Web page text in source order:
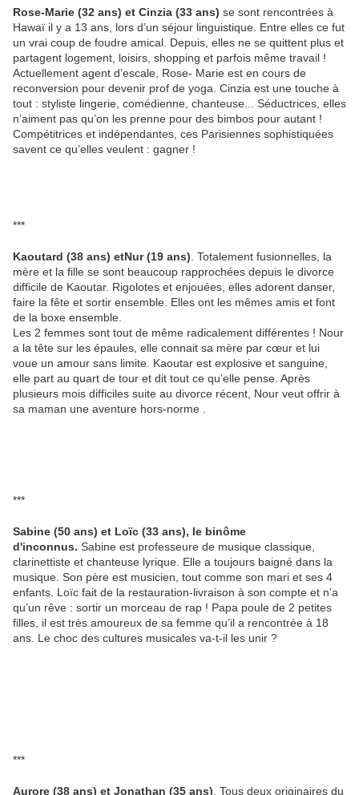
Rose-Marie (32 ans) et Cinzia (33 ans) se sont rencontrées à
Hawaï il y a 13 ans, lors d’un séjour linguistique. Entre elles ce fut
un vrai coup de foudre amical. Depuis, elles ne se quittent plus et
partagent logement, loisirs, shopping et parfois même travail !
Actuellement agent d’escale, Rose- Marie est en cours de
reconversion pour devenir prof de yoga. Cinzia est une touche à
tout : styliste lingerie, comédienne, chanteuse... Séductrices, elles
n’aiment pas qu’on les prenne pour des bimbos pour autant !
Compétitrices et indépendantes, ces Parisiennes sophistiquées
savent ce qu’elles veulent : gagner !
***
Kaoutard (38 ans) etNur (19 ans) . Totalement fusionnelles, la
mère et la fille se sont beaucoup rapprochées depuis le divorce
difficile de Kaoutar. Rigolotes et enjouées, elles adorent danser,
faire la fête et sortir ensemble. Elles ont les mêmes amis et font
de la boxe ensemble.
Les 2 femmes sont tout de même radicalement différentes ! Nour
a la tête sur les épaules, elle connait sa mère par cœur et lui
voue un amour sans limite. Kaoutar est explosive et sanguine,
elle part au quart de tour et dit tout ce qu’elle pense. Après
plusieurs mois difficiles suite au divorce récent, Nour veut offrir à
sa maman une aventure hors-norme .
***
Sabine (50 ans) et Loïc (33 ans), le binôme
d'inconnus. Sabine est professeure de musique classique,
clarinettiste et chanteuse lyrique. Elle a toujours baigné dans la
musique. Son père est musicien, tout comme son mari et ses 4
enfants. Loïc fait de la restauration-livraison à son compte et n’a
qu’un rêve : sortir un morceau de rap ! Papa poule de 2 petites
filles, il est très amoureux de sa femme qu’il a rencontrée à 18
ans. Le choc des cultures musicales va-t-il les unir ?
***
Aurore (38 ans) et Jonathan (35 ans) . Tous deux originaires du